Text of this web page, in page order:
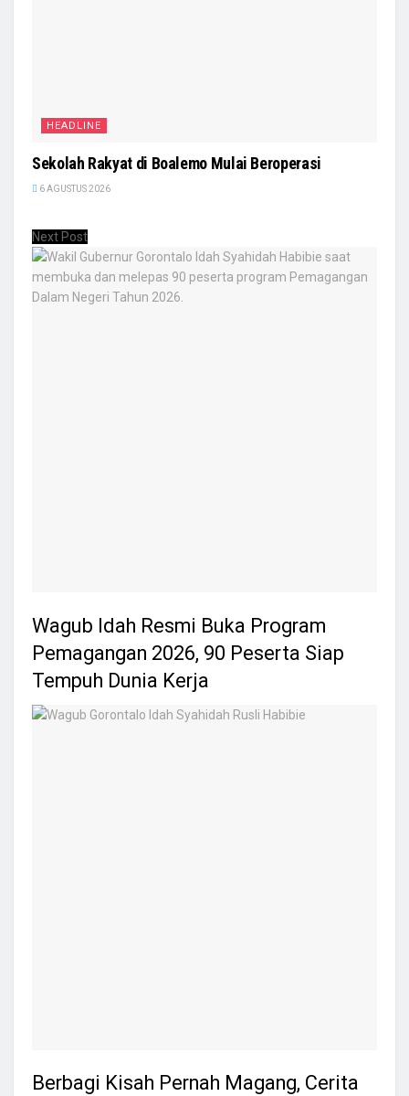
HEADLINE
Sekolah Rakyat di Boalemo Mulai Beroperasi
6 AGUSTUS 2026
Next Post
Wagub Idah Resmi Buka Program
Pemagangan 2026, 90 Peserta Siap
Tempuh Dunia Kerja
Berbagi Kisah Pernah Magang, Cerita